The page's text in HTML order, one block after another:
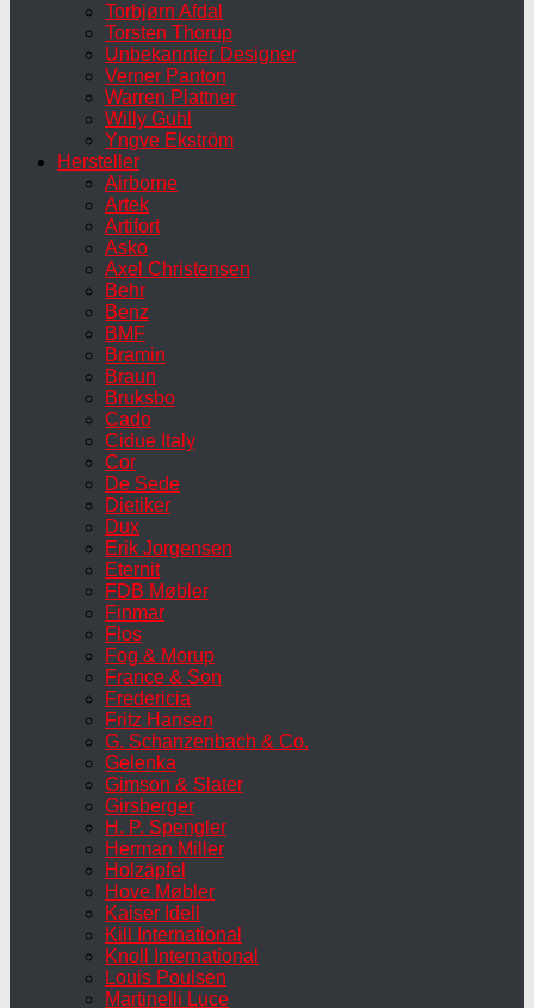
Torbjørn Afdal
Torsten Thorup
Unbekannter Designer
Verner Panton
Warren Plattner
Willy Guhl
Yngve Ekström
Hersteller
Airborne
Artek
Artifort
Asko
Axel Christensen
Behr
Benz
BMF
Bramin
Braun
Bruksbo
Cado
Cidue Italy
Cor
De Sede
Dietiker
Dux
Erik Jorgensen
Eternit
FDB Møbler
Finmar
Flos
Fog & Morup
France & Son
Fredericia
Fritz Hansen
G. Schanzenbach & Co.
Gelenka
Gimson & Slater
Girsberger
H. P. Spengler
Herman Miller
Holzäpfel
Hove Møbler
Kaiser Idell
Kill International
Knoll International
Louis Poulsen
Martinelli Luce